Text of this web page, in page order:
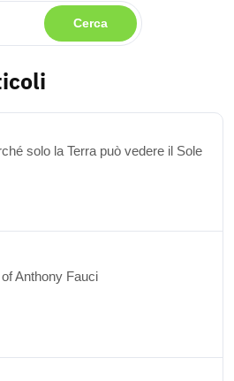
Cerca
solo la Terra può vedere il Sole
Anthony Fauci